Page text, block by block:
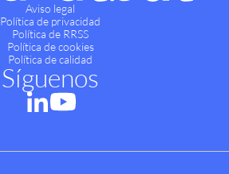
Aviso legal
Política de privacidad
Política de RRSS
Política de cookies
Política de calidad
Síguenos